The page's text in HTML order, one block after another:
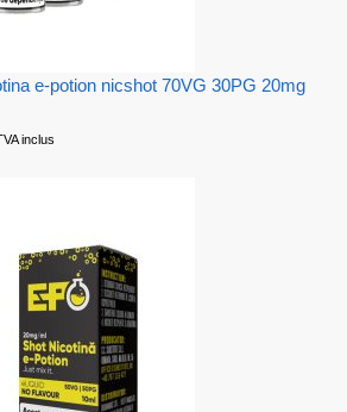
e-potion nicshot 70VG 30PG 20mg
inclus